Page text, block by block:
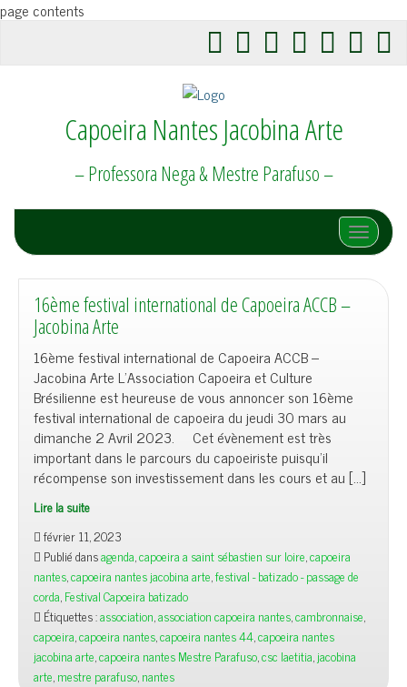
page contents
Capoeira Nantes Jacobina Arte
– Professora Nega & Mestre Parafuso –
Afficher/
16ème festival international de Capoeira ACCB –
Jacobina Arte
16ème festival international de Capoeira ACCB –
Jacobina Arte L’Association Capoeira et Culture
Brésilienne est heureuse de vous annoncer son 16ème
festival international de capoeira du jeudi 30 mars au
dimanche 2 Avril 2023. Cet évènement est très
important dans le parcours du capoeiriste puisqu’il
récompense son investissement dans les cours et au […]
Lire la suite
février 11, 2023
Publié dansagenda,capoeira a saint sébastien sur loire,capoeira
nantes,capoeira nantes jacobina arte,festival - batizado - passage de
corda,Festival Capoeira batizado
Étiquettes :association,association capoeira nantes,cambronnaise,
capoeira,capoeira nantes,capoeira nantes 44,capoeira nantes
jacobina arte,capoeira nantes Mestre Parafuso,csc laetitia,jacobina
arte,mestre parafuso,nantes